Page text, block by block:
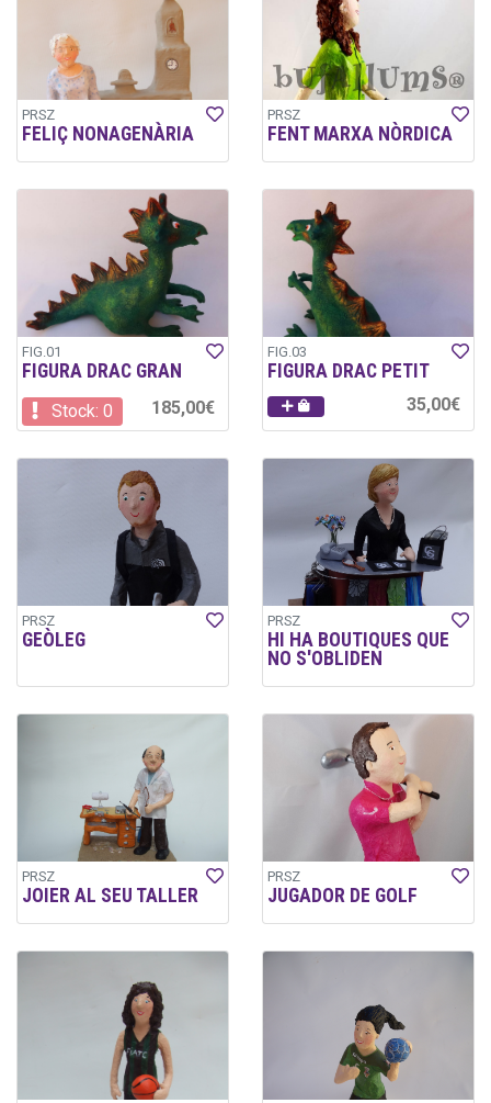
PRSZ
FELIÇ NONAGENÀRIA
PRSZ
FENT MARXA NÒRDICA
FIG.01
FIGURA DRAC GRAN
Stock: 0 185,00€
FIG.03
FIGURA DRAC PETIT
35,00€
PRSZ
GEÒLEG
PRSZ
HI HA BOUTIQUES QUE
NO S'OBLIDEN
PRSZ
JOIER AL SEU TALLER
PRSZ
JUGADOR DE GOLF